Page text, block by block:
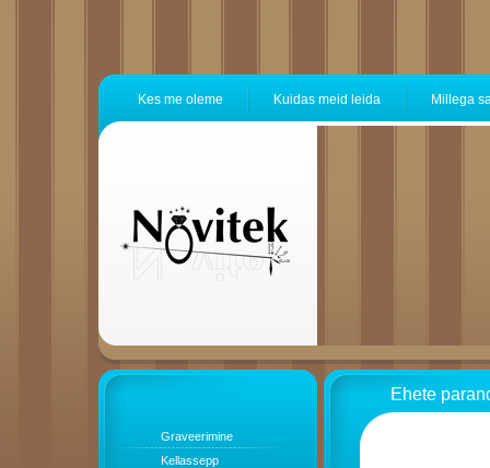
Kes me oleme Kuidas meid leida Millega
Ehete
Graveerimine
Kellassepp